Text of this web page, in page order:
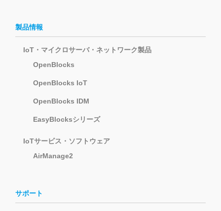
製品情報
IoT・マイクロサーバ・ネットワーク製品
OpenBlocks
OpenBlocks IoT
OpenBlocks IDM
EasyBlocksシリーズ
IoTサービス・ソフトウェア
AirManage2
サポート